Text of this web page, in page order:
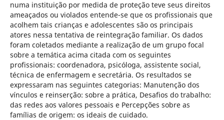
numa instituição por medida de proteção teve seus direitos
ameaçados ou violados entende-se que os profissionais que
acolhem tais crianças e adolescentes são os principais
atores nessa tentativa de reintegração familiar. Os dados
foram coletados mediante a realização de um grupo focal
sobre a temática acima citada com os seguintes
profissionais: coordenadora, psicóloga, assistente social,
técnica de enfermagem e secretária. Os resultados se
expressaram nas seguintes categorias: Manutenção dos
vínculos e reinserção: sobre a prática, Desafios do trabalho:
das redes aos valores pessoais e Percepções sobre as
famílias de origem: os ideais de cuidado.